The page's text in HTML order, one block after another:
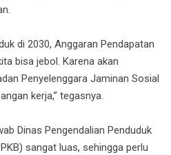
di 2030, Anggaran Pendapatan
bisa jebol. Karena akan
Penyelenggara Jaminan Sosial
kerja,” tegasnya.
Dinas Pengendalian Penduduk
sangat luas, sehingga perlu